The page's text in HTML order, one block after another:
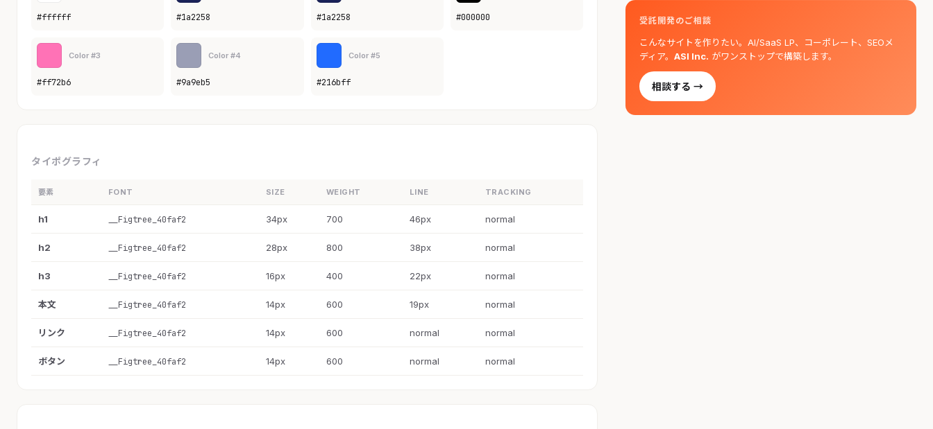
#ffffff #1a2258 #1a2258 #000000
Color #3
#ff72b6
Color #4
#9a9eb5
Color #5
#216bff
タイポグラフィ
要素 FONT SIZE WEIGHT LINE TRACKING
h1 __Figtree_40faf2 34px 700 46px normal
h2 __Figtree_40faf2 28px 800 38px normal
h3 __Figtree_40faf2 16px 400 22px normal
本文 __Figtree_40faf2 14px 600 19px normal
リンク __Figtree_40faf2 14px 600 normal normal
ボタン __Figtree_40faf2 14px 600 normal normal
受託開発のご相談
こんなサイトを作りたい。AI/SaaS LP、コーポレート、SEOメ
ディア。ASI Inc. がワンストップで構築します。
相談する →